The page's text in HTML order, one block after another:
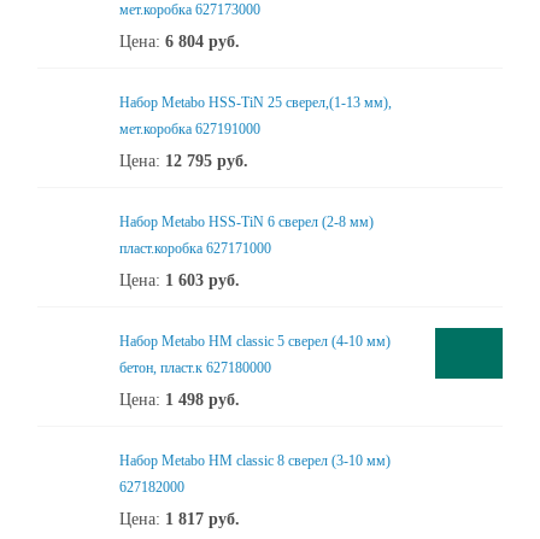
мет.коробка 627173000
Цена: 6 804 руб.
Набор Metabo HSS-TiN 25 сверел,(1-13 мм),
мет.коробка 627191000
Цена: 12 795 руб.
Набор Metabo HSS-TiN 6 сверел (2-8 мм)
пласт.коробка 627171000
Цена: 1 603 руб.
Набор Metabo НМ classic 5 сверел (4-10 мм)
бетон, пласт.к 627180000
Цена: 1 498 руб.
Набор Metabo НМ classic 8 сверел (3-10 мм)
627182000
Цена: 1 817 руб.